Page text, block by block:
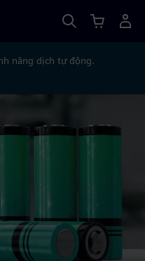
năng dịch tự động.